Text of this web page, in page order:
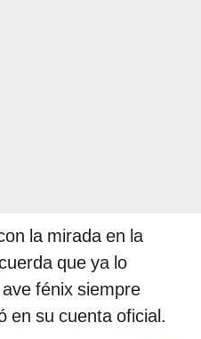
la mirada en la
que ya lo
fénix siempre
en su cuenta oficial.